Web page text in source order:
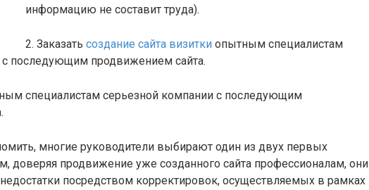
информацию не составит труда).
2. Заказать создание сайта визитки опытным специалистам
с последующим продвижением сайта.
специалистам серьезной компании с последующим
многие руководители выбирают один из двух первых
доверяя продвижение уже созданного сайта профессионалам, они
недостатки посредством корректировок, осуществляемых в рамках